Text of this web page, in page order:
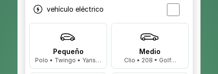
vehículo eléctrico
Pequeño
Polo • Twingo • Yaris…
Medio
Clio • 208 • Golf…